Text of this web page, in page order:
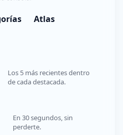
Atlas
Los 5 más recientes dentro
de cada destacada.
En 30 segundos, sin
perderte.